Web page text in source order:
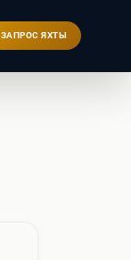
ЗАПРОС ЯХТЫ